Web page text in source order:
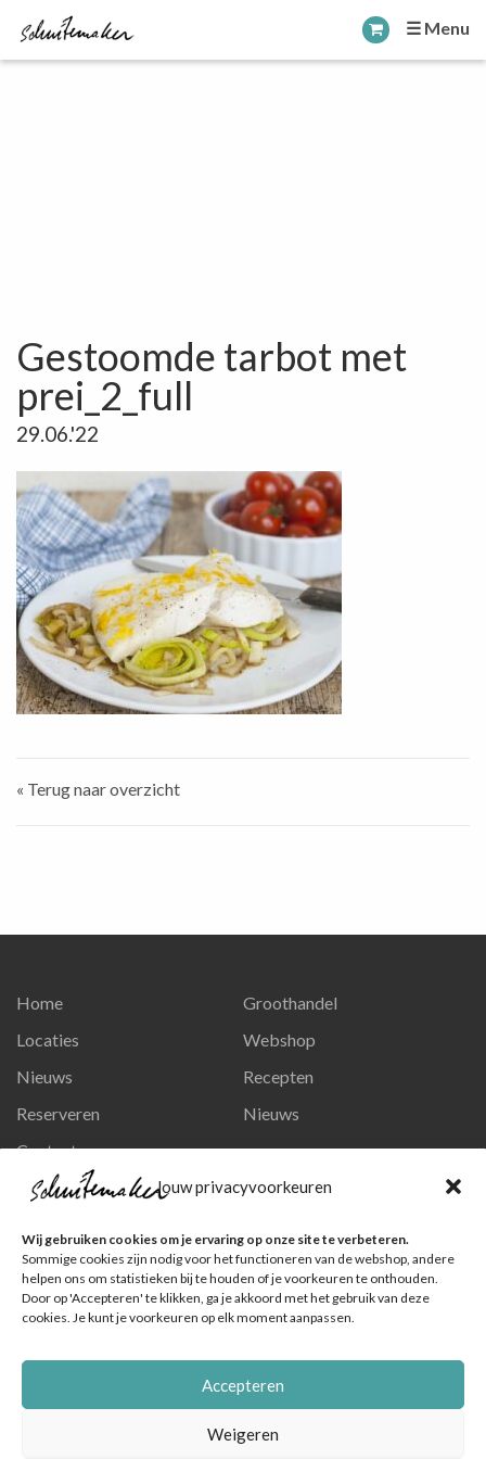
Jouw privacyvoorkeuren
Wij gebruiken cookies om je ervaring op onze site te verbeteren.
Sommige cookies zijn nodig voor het functioneren van de webshop, andere
helpen ons om statistieken bij te houden of je voorkeuren te onthouden.
Door op 'Accepteren' te klikken, ga je akkoord met het gebruik van deze
cookies. Je kunt je voorkeuren op elk moment aanpassen.
Accepteren
Weigeren
☰ Menu
Gestoomde tarbot met
prei_2_full
29.06.'22
« Terug naar overzicht
Home
Locaties
Nieuws
Reserveren
Contact
Privacy en persoonsgegevens
Groothandel
Webshop
Recepten
Nieuws
Ga naar onze pagina
Volg ons op Instagram
Ga naar onze pagina